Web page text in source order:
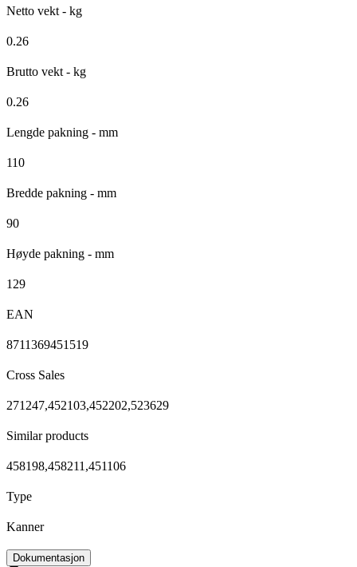
Netto vekt - kg
0.26
Brutto vekt - kg
0.26
Lengde pakning - mm
110
Bredde pakning - mm
90
Høyde pakning - mm
129
EAN
8711369451519
Cross Sales
271247,452103,452202,523629
Similar products
458198,458211,451106
Type
Kanner
Dokumentasjon